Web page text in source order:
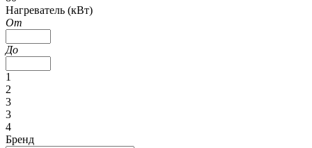
Нагреватель (кВт)
От
До
1
2
3
3
4
Бренд